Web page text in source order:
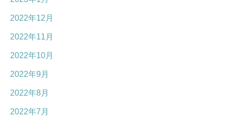
2022年12月
2022年11月
2022年10月
2022年9月
2022年8月
2022年7月